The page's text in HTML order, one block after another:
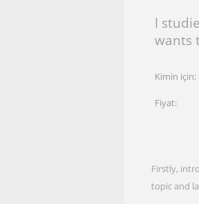
I
wants
Kimin için:
Fiyat:
Firstly,
topic and